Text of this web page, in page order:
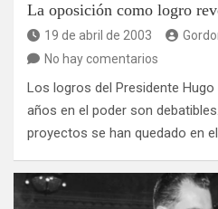
La oposición como logro
19 de abril de 2003
No hay comentarios
Los logros del Presidente
años en el poder son
proyectos se han quedado en